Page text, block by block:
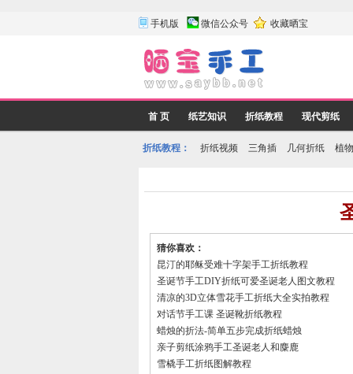
手机版 微信公众号 收藏晒宝
首 页 纸艺知识 折纸教程 现代剪纸
折纸教程： 折纸视频 三角插 几何折纸 植
猜你喜欢：
昆汀的耶稣受难十字架手工折纸教程
圣诞节手工DIY折纸可爱圣诞老人图文教程
清凉的3D立体雪花手工折纸大全实拍教程
对话节手工课 圣诞靴折纸教程
蜡烛的折法-简单五步完成折纸蜡烛
亲子剪纸涂鸦手工圣诞老人和麋鹿
雪橇手工折纸图解教程